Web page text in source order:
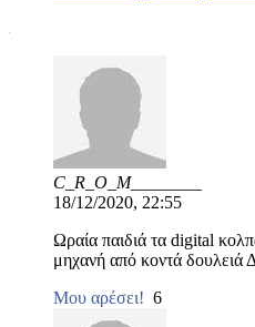
C_R_O_M________
18/12/2020, 22:55
Ωραία παιδιά τα digital
μηχανή από κοντά δουλειά
Μου αρέσει! 6